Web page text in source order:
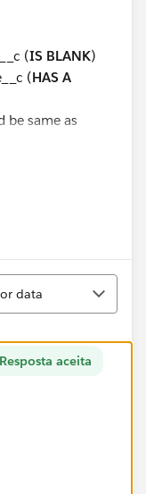
(IS BLANK)
(HAS A
be same as
data
Resposta aceita